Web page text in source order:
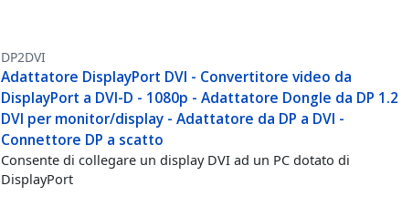
DP2DVI
Adattatore DisplayPort DVI - Convertitore video da
DisplayPort a DVI-D - 1080p - Adattatore Dongle da DP 1.2
DVI per monitor/display - Adattatore da DP a DVI -
Connettore DP a scatto
Consente di collegare un display DVI ad un PC dotato di
DisplayPort